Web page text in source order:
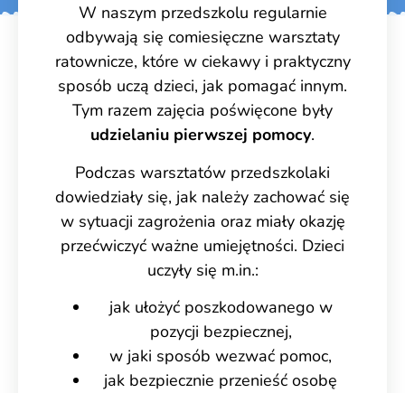
W naszym przedszkolu regularnie
odbywają się comiesięczne warsztaty
ratownicze, które w ciekawy i praktyczny
sposób uczą dzieci, jak pomagać innym.
Tym razem zajęcia poświęcone były
udzielaniu pierwszej pomocy.
Podczas warsztatów przedszkolaki
dowiedziały się, jak należy zachować się
w sytuacji zagrożenia oraz miały okazję
przećwiczyć ważne umiejętności. Dzieci
uczyły się m.in.:
jak ułożyć poszkodowanego w
pozycji bezpiecznej,
w jaki sposób wezwać pomoc,
jak bezpiecznie przenieść osobę